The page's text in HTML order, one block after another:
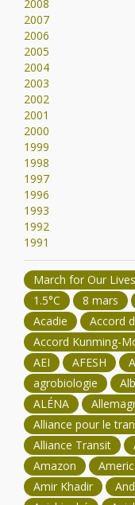
2008
2007
2006
2005
2004
2003
2002
2001
2000
1999
1998
1997
1996
1993
1992
1991
March for Our Lives
1.5°C
8 mars
Acadie
Accord
Accord Kunming-
AEI
AFESH
agrobiologie
ALÉNA
Alliance pour le
Alliance Transit
Amazon
Amir Khadir